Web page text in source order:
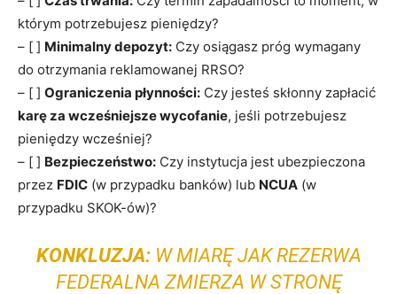
którym potrzebujesz pieniędzy?
– [ ] Minimalny depozyt: Czy osiągasz próg wymagany
do otrzymania reklamowanej RRSO?
– [ ] Ograniczenia płynności: Czy jesteś skłonny zapłacić
karę za wcześniejsze wycofanie, jeśli potrzebujesz
pieniędzy wcześniej?
– [ ] Bezpieczeństwo: Czy instytucja jest ubezpieczona
przez FDIC (w przypadku banków) lub NCUA (w
przypadku SKOK-ów)?
KONKLUZJA:W MIARĘ JAK REZERWA
FEDERALNA ZMIERZA W STRONĘ